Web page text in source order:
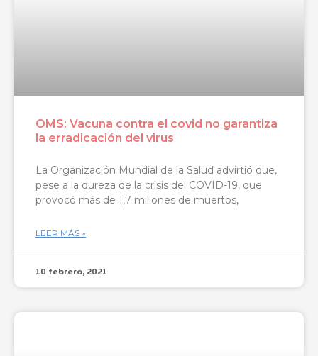
OMS: Vacuna contra el covid no garantiza
la erradicación del virus
La Organización Mundial de la Salud advirtió que,
pese a la dureza de la crisis del COVID-19, que
provocó más de 1,7 millones de muertos,
LEER MÁS »
10 febrero, 2021